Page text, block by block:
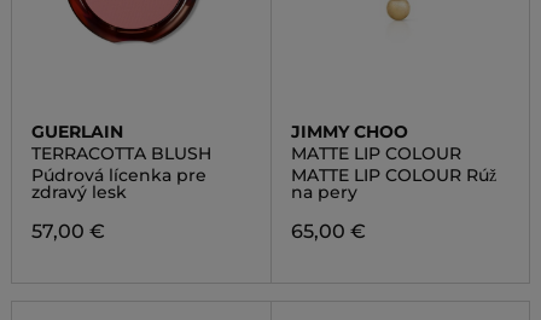
GUERLAIN
TERRACOTTA BLUSH
Púdrová lícenka pre
zdravý lesk
57,00 €
JIMMY CHOO
MATTE LIP COLOUR
MATTE LIP COLOUR Rúž
na pery
65,00 €